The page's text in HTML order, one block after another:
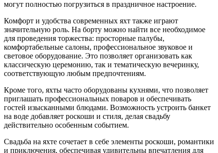
могут полностью погрузиться в праздничное настроение.
Комфорт и удобства современных яхт также играют
значительную роль. На борту можно найти все необходимое
для проведения торжества: просторные палубы,
комфортабельные салоны, профессиональное звуковое и
световое оборудование. Это позволяет организовать как
классическую церемонию, так и тематическую вечеринку,
соответствующую любым предпочтениям.
Кроме того, яхты часто оборудованы кухнями, что позволяет
приглашать профессиональных поваров и обеспечивать
гостей изысканными блюдами. Возможность устроить банкет
на воде добавляет роскоши и стиля, делая свадьбу
действительно особенным событием.
Свадьба на яхте сочетает в себе элементы роскоши, романтики
и приключения, обеспечивая удивительны впечатления для